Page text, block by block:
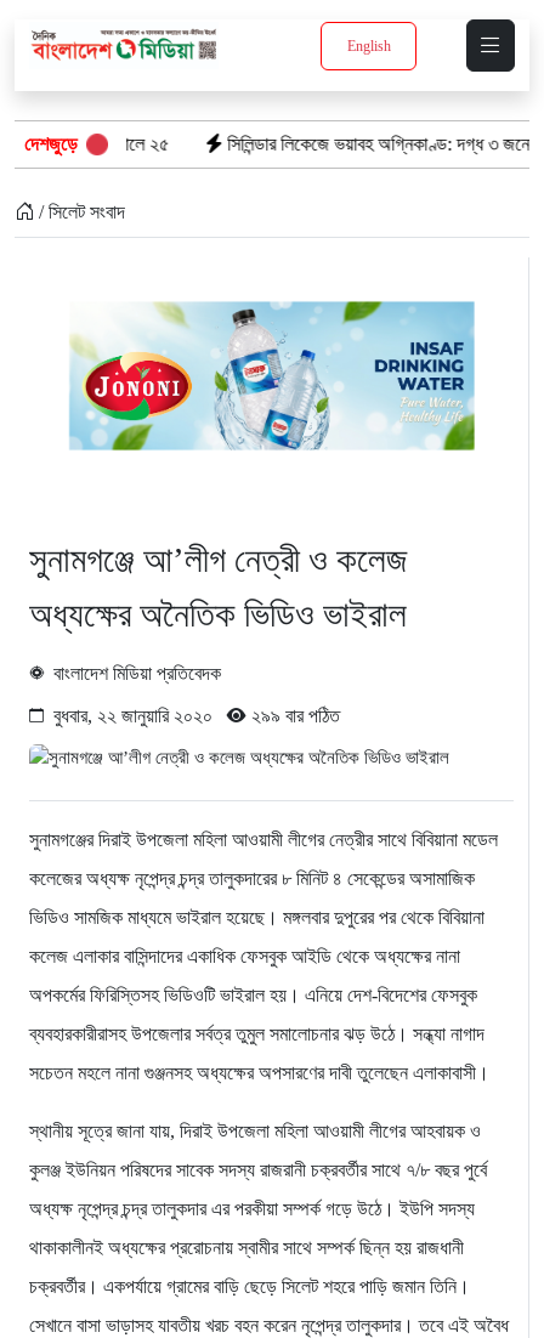
English
দেশজুড়ে
২৫ সিলিন্ডার লিকেজে ভয়াবহ অগ্নিকাণ্ড: দগ্ধ ৩ জনের অবস্থা
/ সিলেট সংবাদ
সুনামগঞ্জে আ’লীগ নেত্রী ও কলেজ
অধ্যক্ষের অনৈতিক ভিডিও ভাইরাল
বাংলাদেশ মিডিয়া প্রতিবেদক
বুধবার, ২২ জানুয়ারি ২০২০ ২৯৯ বার পঠিত
সুনামগঞ্জের দিরাই উপজেলা মহিলা আওয়ামী লীগের নেত্রীর সাথে বিবিয়ানা মডেল
কলেজের অধ্যক্ষ নৃপেন্দ্র চন্দ্র তালুকদারের ৮ মিনিট ৪ সেকেন্ডের অসামাজিক
ভিডিও সামজিক মাধ্যমে ভাইরাল হয়েছে। মঙ্গলবার দুপুরের পর থেকে বিবিয়ানা
কলেজ এলাকার বাসিন্দাদের একাধিক ফেসবুক আইডি থেকে অধ্যক্ষের নানা
অপকর্মের ফিরিস্তিসহ ভিডিওটি ভাইরাল হয়। এনিয়ে দেশ-বিদেশের ফেসবুক
ব্যবহারকারীরাসহ উপজেলার সর্বত্র তুমুল সমালোচনার ঝড় উঠে। সন্ধ্যা নাগাদ
সচেতন মহলে নানা গুঞ্জনসহ অধ্যক্ষের অপসারণের দাবী তুলেছেন এলাকাবাসী।
স্থানীয় সূত্রে জানা যায়, দিরাই উপজেলা মহিলা আওয়ামী লীগের আহবায়ক ও
কুলঞ্জ ইউনিয়ন পরিষদের সাবেক সদস্য রাজরানী চক্রবর্তীর সাথে ৭/৮ বছর পুর্বে
অধ্যক্ষ নৃপেন্দ্র চন্দ্র তালুকদার এর পরকীয়া সম্পর্ক গড়ে উঠে। ইউপি সদস্য
থাকাকালীনই অধ্যক্ষের প্ররোচনায় স্বামীর সাথে সম্পর্ক ছিন্ন হয় রাজধানী
চক্রবর্তীর। একপর্যায়ে গ্রামের বাড়ি ছেড়ে সিলেট শহরে পাড়ি জমান তিনি।
সেখানে বাসা ভাড়াসহ যাবতীয় খরচ বহন করেন নৃপেন্দ্র তালুকদার। তবে এই অবৈধ